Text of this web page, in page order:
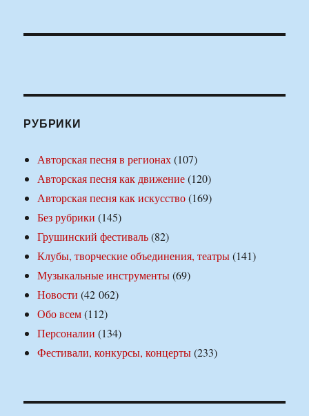
РУБРИКИ
Авторская песня в регионах(107)
Авторская песня как движение(120)
Авторская песня как искусство(169)
Без рубрики (145)
Грушинский фестиваль(82)
Клубы, творческие объединения, театры(141)
Музыкальные инструменты(69)
Новости (42 062)
Обо всем(112)
Персоналии (134)
Фестивали, конкурсы, концерты(233)